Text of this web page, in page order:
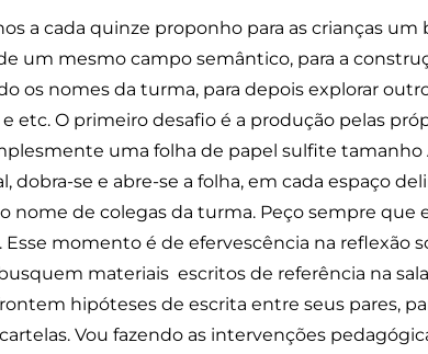
a cada quinze proponho para as crianças um
um mesmo campo semântico, para a
os nomes da turma, para depois explorar
etc. O primeiro desafio é a produção pelas
uma folha de papel sulfite tamanho
dobra-se e abre-se a folha, em cada espaço
nome de colegas da turma. Peço sempre que
Esse momento é de efervescência na reflexão
materiais escritos de referência na
hipóteses de escrita entre seus pares,
Vou fazendo as intervenções